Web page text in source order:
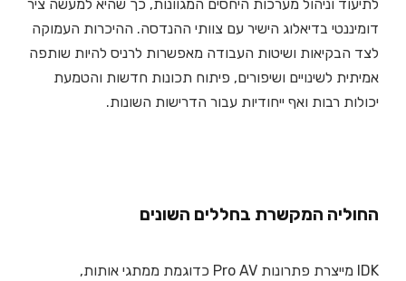
לתיעוד וניהול מערכות היחסים המגוונות, כך שהיא למעשה ציר
דומיננטי בדיאלוג הישיר עם צוותי ההנדסה. ההיכרות העמוקה
לצד הבקיאות ושיטות העבודה מאפשרות לרניס להיות שותפה
אמיתית לשינויים ושיפורים, פיתוח תכונות חדשות והטמעת
יכולות רבות ואף ייחודיות עבור הדרישות השונות.
החוליה המקשרת בחללים השונים
IDK מייצרת פתרונות Pro AV כדוגמת ממתגי אותות,